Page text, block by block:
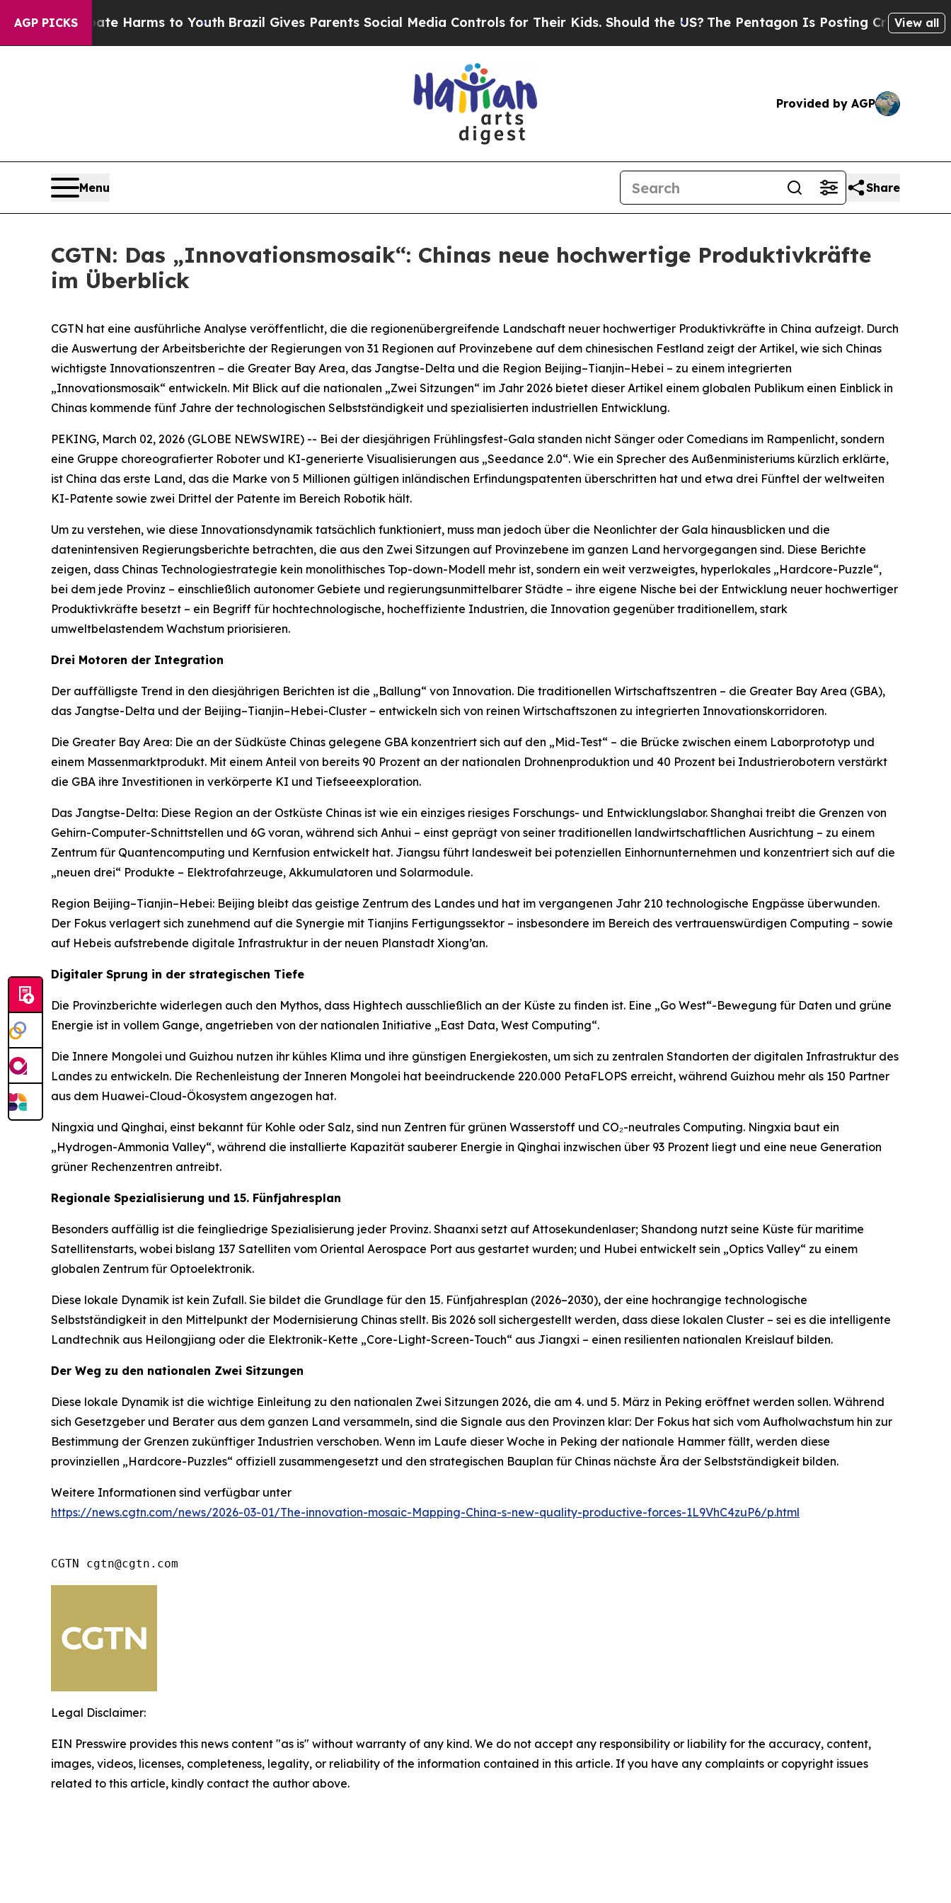
AGP PICKS
Abate Harms to Youth Brazil Gives Parents Social Media Controls for Their Kids. Should the US?The Pentagon Is Posting Cryptic BiblicalView all
Provided by AGP
Menu Share
CGTN: Das „Innovationsmosaik“: Chinas neue hochwertige Produktivkräfte
im Überblick
CGTN hat eine ausführliche Analyse veröffentlicht, die die regionenübergreifende Landschaft neuer hochwertiger Produktivkräfte in China aufzeigt. Durch
die Auswertung der Arbeitsberichte der Regierungen von 31 Regionen auf Provinzebene auf dem chinesischen Festland zeigt der Artikel, wie sich Chinas
wichtigste Innovationszentren – die Greater Bay Area, das Jangtse-Delta und die Region Beijing–Tianjin–Hebei – zu einem integrierten
„Innovationsmosaik“ entwickeln. Mit Blick auf die nationalen „Zwei Sitzungen“ im Jahr 2026 bietet dieser Artikel einem globalen Publikum einen Einblick in
Chinas kommende fünf Jahre der technologischen Selbstständigkeit und spezialisierten industriellen Entwicklung.
PEKING, March 02, 2026 (GLOBE NEWSWIRE) -- Bei der diesjährigen Frühlingsfest-Gala standen nicht Sänger oder Comedians im Rampenlicht, sondern
eine Gruppe choreografierter Roboter und KI-generierte Visualisierungen aus „Seedance 2.0“. Wie ein Sprecher des Außenministeriums kürzlich erklärte,
ist China das erste Land, das die Marke von 5 Millionen gültigen inländischen Erfindungspatenten überschritten hat und etwa drei Fünftel der weltweiten
KI-Patente sowie zwei Drittel der Patente im Bereich Robotik hält.
Um zu verstehen, wie diese Innovationsdynamik tatsächlich funktioniert, muss man jedoch über die Neonlichter der Gala hinausblicken und die
datenintensiven Regierungsberichte betrachten, die aus den Zwei Sitzungen auf Provinzebene im ganzen Land hervorgegangen sind. Diese Berichte
zeigen, dass Chinas Technologiestrategie kein monolithisches Top-down-Modell mehr ist, sondern ein weit verzweigtes, hyperlokales „Hardcore-Puzzle“,
bei dem jede Provinz – einschließlich autonomer Gebiete und regierungsunmittelbarer Städte – ihre eigene Nische bei der Entwicklung neuer hochwertiger
Produktivkräfte besetzt – ein Begriff für hochtechnologische, hocheffiziente Industrien, die Innovation gegenüber traditionellem, stark
umweltbelastendem Wachstum priorisieren.
Drei Motoren der Integration
Der auffälligste Trend in den diesjährigen Berichten ist die „Ballung“ von Innovation. Die traditionellen Wirtschaftszentren – die Greater Bay Area (GBA),
das Jangtse-Delta und der Beijing–Tianjin–Hebei-Cluster – entwickeln sich von reinen Wirtschaftszonen zu integrierten Innovationskorridoren.
Die Greater Bay Area: Die an der Südküste Chinas gelegene GBA konzentriert sich auf den „Mid-Test“ – die Brücke zwischen einem Laborprototyp und
einem Massenmarktprodukt. Mit einem Anteil von bereits 90 Prozent an der nationalen Drohnenproduktion und 40 Prozent bei Industrierobotern verstärkt
die GBA ihre Investitionen in verkörperte KI und Tiefseeexploration.
Das Jangtse-Delta: Diese Region an der Ostküste Chinas ist wie ein einziges riesiges Forschungs- und Entwicklungslabor. Shanghai treibt die Grenzen von
Gehirn-Computer-Schnittstellen und 6G voran, während sich Anhui – einst geprägt von seiner traditionellen landwirtschaftlichen Ausrichtung – zu einem
Zentrum für Quantencomputing und Kernfusion entwickelt hat. Jiangsu führt landesweit bei potenziellen Einhornunternehmen und konzentriert sich auf die
„neuen drei“ Produkte – Elektrofahrzeuge, Akkumulatoren und Solarmodule.
Region Beijing–Tianjin–Hebei: Beijing bleibt das geistige Zentrum des Landes und hat im vergangenen Jahr 210 technologische Engpässe überwunden.
Der Fokus verlagert sich zunehmend auf die Synergie mit Tianjins Fertigungssektor – insbesondere im Bereich des vertrauenswürdigen Computing – sowie
auf Hebeis aufstrebende digitale Infrastruktur in der neuen Planstadt Xiong’an.
Digitaler Sprung in der strategischen Tiefe
Die Provinzberichte widerlegen auch den Mythos, dass Hightech ausschließlich an der Küste zu finden ist. Eine „Go West“-Bewegung für Daten und grüne
Energie ist in vollem Gange, angetrieben von der nationalen Initiative „East Data, West Computing“.
Die Innere Mongolei und Guizhou nutzen ihr kühles Klima und ihre günstigen Energiekosten, um sich zu zentralen Standorten der digitalen Infrastruktur des
Landes zu entwickeln. Die Rechenleistung der Inneren Mongolei hat beeindruckende 220.000 PetaFLOPS erreicht, während Guizhou mehr als 150 Partner
aus dem Huawei-Cloud-Ökosystem angezogen hat.
Ningxia und Qinghai, einst bekannt für Kohle oder Salz, sind nun Zentren für grünen Wasserstoff und CO₂-neutrales Computing. Ningxia baut ein
„Hydrogen-Ammonia Valley“, während die installierte Kapazität sauberer Energie in Qinghai inzwischen über 93 Prozent liegt und eine neue Generation
grüner Rechenzentren antreibt.
Regionale Spezialisierung und 15. Fünfjahresplan
Besonders auffällig ist die feingliedrige Spezialisierung jeder Provinz. Shaanxi setzt auf Attosekundenlaser; Shandong nutzt seine Küste für maritime
Satellitenstarts, wobei bislang 137 Satelliten vom Oriental Aerospace Port aus gestartet wurden; und Hubei entwickelt sein „Optics Valley“ zu einem
globalen Zentrum für Optoelektronik.
Diese lokale Dynamik ist kein Zufall. Sie bildet die Grundlage für den 15. Fünfjahresplan (2026–2030), der eine hochrangige technologische
Selbstständigkeit in den Mittelpunkt der Modernisierung Chinas stellt. Bis 2026 soll sichergestellt werden, dass diese lokalen Cluster – sei es die intelligente
Landtechnik aus Heilongjiang oder die Elektronik-Kette „Core-Light-Screen-Touch“ aus Jiangxi – einen resilienten nationalen Kreislauf bilden.
Der Weg zu den nationalen Zwei Sitzungen
Diese lokale Dynamik ist die wichtige Einleitung zu den nationalen Zwei Sitzungen 2026, die am 4. und 5. März in Peking eröffnet werden sollen. Während
sich Gesetzgeber und Berater aus dem ganzen Land versammeln, sind die Signale aus den Provinzen klar: Der Fokus hat sich vom Aufholwachstum hin zur
Bestimmung der Grenzen zukünftiger Industrien verschoben. Wenn im Laufe dieser Woche in Peking der nationale Hammer fällt, werden diese
provinziellen „Hardcore-Puzzles“ offiziell zusammengesetzt und den strategischen Bauplan für Chinas nächste Ära der Selbstständigkeit bilden.
Weitere Informationen sind verfügbar unter
https://news.cgtn.com/news/2026-03-01/The-innovation-mosaic-Mapping-China-s-new-quality-productive-forces-1L9VhC4zuP6/p.html
CGTN cgtn@cgtn.com
Legal Disclaimer:
EIN Presswire provides this news content "as is" without warranty of any kind. We do not accept any responsibility or liability for the accuracy, content,
images, videos, licenses, completeness, legality, or reliability of the information contained in this article. If you have any complaints or copyright issues
related to this article, kindly contact the author above.